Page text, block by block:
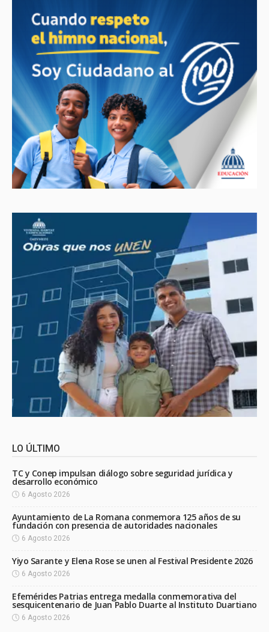
LO ÚLTIMO
TC y Conep impulsan diálogo sobre seguridad jurídica y
desarrollo económico
6 Agosto 2026
Ayuntamiento de La Romana conmemora 125 años de su
fundación con presencia de autoridades nacionales
6 Agosto 2026
Yiyo Sarante y Elena Rose se unen al Festival Presidente 2026
6 Agosto 2026
Efemérides Patrias entrega medalla conmemorativa del
sesquicentenario de Juan Pablo Duarte al Instituto Duartiano
6 Agosto 2026